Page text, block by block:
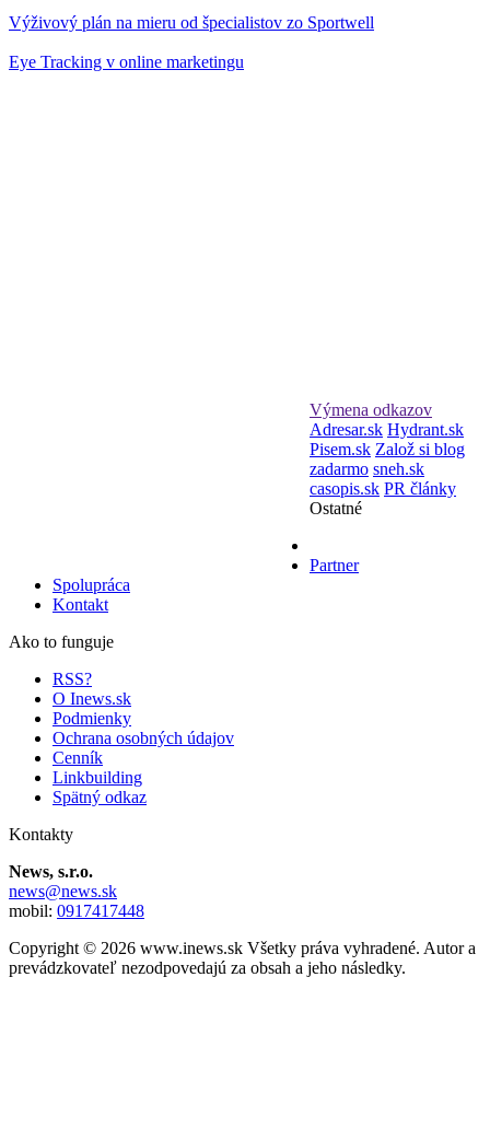
Výživový plán na mieru od špecialistov zo Sportwell
Eye Tracking v online marketingu
Výmena odkazov
Adresar.sk Hydrant.sk
Pisem.sk Založ si blog
zadarmo sneh.sk
casopis.sk PR články
Ostatné
Partner
Spolupráca
Kontakt
Ako to funguje
RSS?
O Inews.sk
Podmienky
Ochrana osobných údajov
Cenník
Linkbuilding
Spätný odkaz
Kontakty
News, s.r.o.
news@news.sk
mobil: 0917417448
Copyright © 2026 www.inews.sk Všetky práva vyhradené. Autor a
prevádzkovateľ nezodpovedajú za obsah a jeho následky.